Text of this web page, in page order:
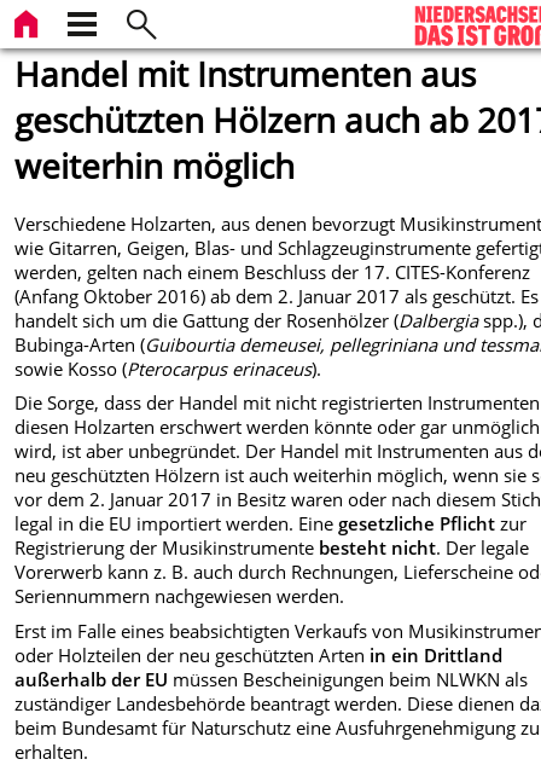
Handel mit Instrumenten aus
geschützten Hölzern auch ab
weiterhin möglich
Verschiedene Holzarten, aus denen bevorzugt
wie Gitarren, Geigen, Blas- und Schlagzeuginstrumente
werden, gelten nach einem Beschluss der 17. CITES-Konferenz
(Anfang Oktober 2016) ab dem 2. Januar 2017 als geschützt. Es
handelt sich um die Gattung der Rosenhölzer (Dalbergiaspp.),
Bubinga-Arten (Guibourtia demeusei, pellegriniana und
sowie Kosso (Pterocarpus erinaceus).
Die Sorge, dass der Handel mit nicht registrierten
diesen Holzarten erschwert werden könnte oder gar unmöglich
wird, ist aber unbegründet. Der Handel mit Instrumenten aus
neu geschützten Hölzern ist auch weiterhin möglich, wenn sie
vor dem 2. Januar 2017 in Besitz waren oder nach diesem
legal in die EU importiert werden. Einegesetzliche Pflicht zur
Registrierung der Musikinstrumente besteht nicht. Der legale
Vorerwerb kann z. B. auch durch Rechnungen, Lieferscheine
Seriennummern nachgewiesen werden.
Erst im Falle eines beabsichtigten Verkaufs von
oder Holzteilen der neu geschützten Arten in ein Drittland
außerhalb der EU müssen Bescheinigungen beim NLWKN als
zuständiger Landesbehörde beantragt werden. Diese dienen
beim Bundesamt für Naturschutz eine Ausfuhrgenehmigung zu
erhalten.